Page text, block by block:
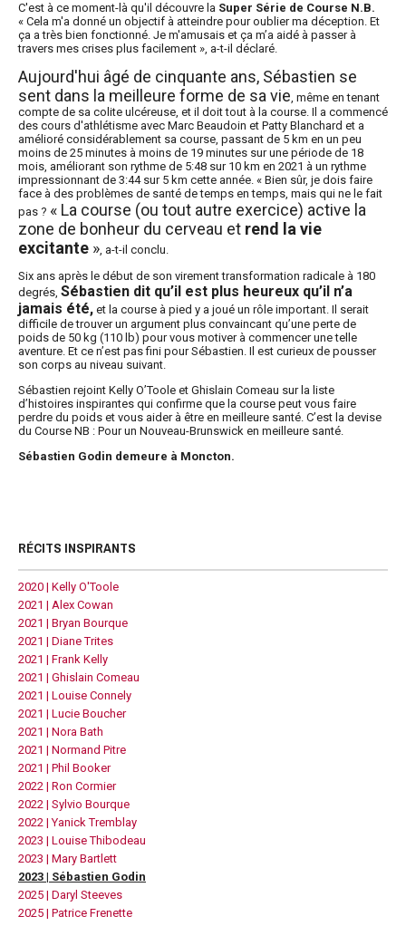
C'est à ce moment-là qu'il découvre la Super Série de Course N.B.
« Cela m'a donné un objectif à atteindre pour oublier ma déception. Et
ça a très bien fonctionné. Je m'amusais et ça m’a aidé à passer à
travers mes crises plus facilement », a-t-il déclaré.
Aujourd'hui âgé de cinquante ans, Sébastien se
sent dans la meilleure forme de sa vie, même en tenant
compte de sa colite ulcéreuse, et il doit tout à la course. Il a commencé
des cours d'athlétisme avec Marc Beaudoin et Patty Blanchard et a
amélioré considérablement sa course, passant de 5 km en un peu
moins de 25 minutes à moins de 19 minutes sur une période de 18
mois, améliorant son rythme de 5:48 sur 10 km en 2021 à un rythme
impressionnant de 3:44 sur 5 km cette année. « Bien sûr, je dois faire
face à des problèmes de santé de temps en temps, mais qui ne le fait
pas ? « La course (ou tout autre exercice) active la
zone de bonheur du cerveau et rend la vie
excitante », a-t-il conclu.
Six ans après le début de son virement transformation radicale à 180
degrés, Sébastien dit qu’il est plus heureux qu’il n’a
jamais été, et la course à pied y a joué un rôle important. Il serait
difficile de trouver un argument plus convaincant qu’une perte de
poids de 50 kg (110 lb) pour vous motiver à commencer une telle
aventure. Et ce n’est pas fini pour Sébastien. Il est curieux de pousser
son corps au niveau suivant.
Sébastien rejoint Kelly O’Toole et Ghislain Comeau sur la liste
d’histoires inspirantes qui confirme que la course peut vous faire
perdre du poids et vous aider à être en meilleure santé. C’est la devise
du Course NB : Pour un Nouveau-Brunswick en meilleure santé.
Sébastien Godin demeure à Moncton.
RÉCITS INSPIRANTS
2020 | Kelly O'Toole
2021 | Alex Cowan
2021 | Bryan Bourque
2021 | Diane Trites
2021 | Frank Kelly
2021 | Ghislain Comeau
2021 | Louise Connely
2021 | Lucie Boucher
2021 | Nora Bath
2021 | Normand Pitre
2021 | Phil Booker
2022 | Ron Cormier
2022 | Sylvio Bourque
2022 | Yanick Tremblay
2023 | Louise Thibodeau
2023 | Mary Bartlett
2023 | Sébastien Godin
2025 | Daryl Steeves
2025 | Patrice Frenette